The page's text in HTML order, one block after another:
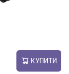
КУПИТИ